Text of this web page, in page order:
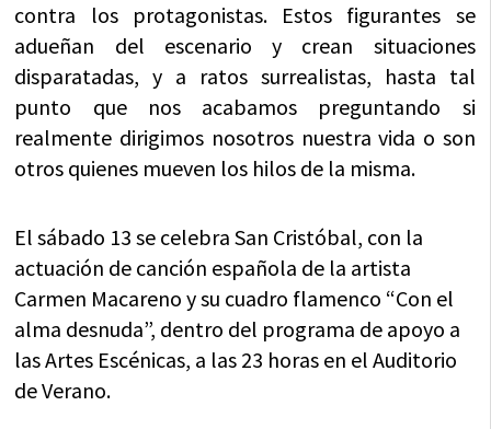
contra los protagonistas. Estos figurantes se
adueñan del escenario y crean situaciones
disparatadas, y a ratos surrealistas, hasta tal
punto que nos acabamos preguntando si
realmente dirigimos nosotros nuestra vida o son
otros quienes mueven los hilos de la misma.
El sábado 13 se celebra San Cristóbal, con la
actuación de canción española de la artista
Carmen Macareno y su cuadro flamenco “Con el
alma desnuda”, dentro del programa de apoyo a
las Artes Escénicas, a las 23 horas en el Auditorio
de Verano.